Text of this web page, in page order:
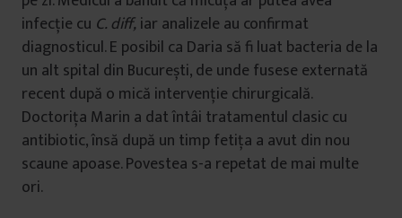
infecție cu C. diff, iar analizele au confirmat
diagnosticul. E posibil ca Daria să fi luat bacteria de la
un alt spital din București, de unde fusese externată
recent după o mică intervenție chirurgicală.
Doctorița Marin a dat întâi tratamentul clasic cu
antibiotic, însă după un timp fetița a avut din nou
scaune apoase. Povestea s-a repetat de mai multe
ori.